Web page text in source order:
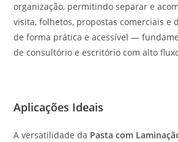
organização, permitindo separar e
visita, folhetos, propostas comerciais e
de forma prática e acessível —
de consultório e escritório com alto
Aplicações Ideais
A versatilidade da Pasta com